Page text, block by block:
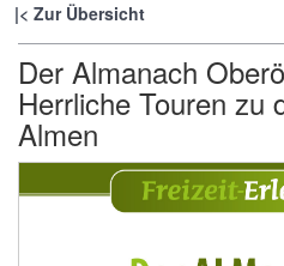
Zur Übersicht
Der Almanach
Herrliche Touren zu
Almen